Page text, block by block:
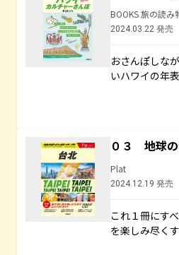
BOOKS 旅の読み
2024.03.22 発売
おさんぽしな
いハワイの年
０３ 地球
Plat
2024.12.19 発売
これ１冊にす
を楽しみ尽く